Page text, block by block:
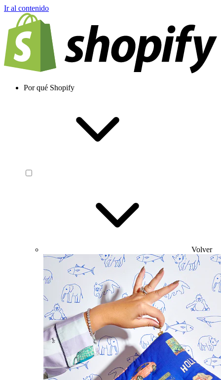
Ir al contenido
Por qué Shopify
Volver